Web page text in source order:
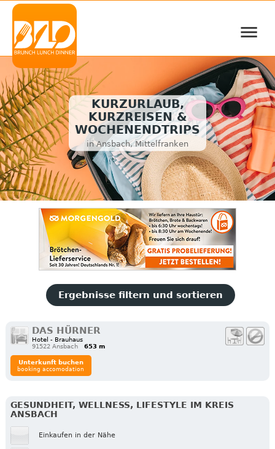
≡
KURZURLAUB,
KURZREISEN &
WOCHENENDTRIPS
in Ansbach, Mittelfranken
Ergebnisse filtern und sortieren
DAS HÜRNER
Hotel - Brauhaus
91522 Ansbach
653 m
Unterkunft buchen
booking accomodation
GESUNDHEIT, WELLNESS, LIFESTYLE IM KREIS
ANSBACH
Einkaufen in der Nähe